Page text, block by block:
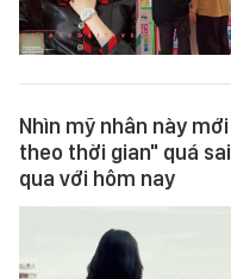
Nhìn mỹ nhân này
theo thời gian" quá
qua với hôm nay